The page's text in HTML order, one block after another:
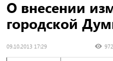
О внесении
городской
09.10.2013 17:29 972